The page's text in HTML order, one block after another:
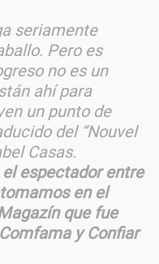
seriamente
Pero es
no es un
ahí para
un punto de
del “Nouvel
Casas.
espectador entre
en el
que fue
y Confiar